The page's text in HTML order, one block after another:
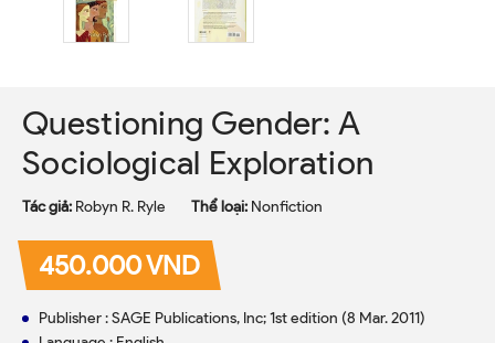
Questioning Gender: A
Sociological Exploration
Tác giả: Robyn R. Ryle Thể loại: Nonfiction
450.000 VND
Publisher : SAGE Publications, Inc; 1st edition (8 Mar. 2011)